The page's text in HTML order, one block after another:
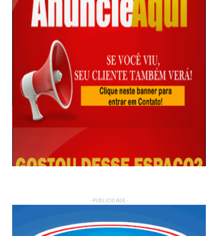
- PUBLICIDADE -